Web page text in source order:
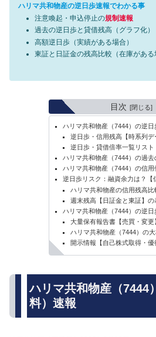
ハリマ共和物産の逆日歩速報でわかる事
注意喚起・申込停止の規制速報
過去の逆日歩と貸借残高（グラフ化）
高額逆日歩（実績がある場合）
東証と日証金の残高比較（在庫がある
目次
ハリマ共和物産（7444）の逆
逆日歩・信用残高【時系列デ
逆日歩・貸借倍率一覧リスト
ハリマ共和物産（7444）の過
ハリマ共和物産（7444）の信用
逆日歩リスク：融資余力は？【
ハリマ共和物産の信用残高比
週末残高【日証金と東証】の
ハリマ共和物産（7444）の逆日
大量保有報告書【売買・変更
ハリマ共和物産（7444）の
開示情報【自己株式取得・優
ハリマ共和物産（7444
料）速報